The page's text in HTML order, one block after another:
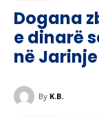
Dogana
e dinarë
në Jarinje
By K.B.